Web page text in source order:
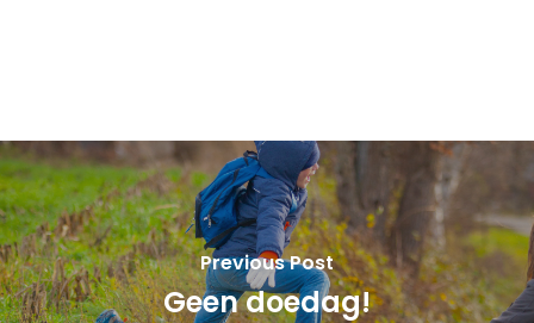
Previous Post
Geen doedag!